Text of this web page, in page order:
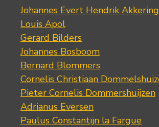
Johannes Evert Hendrik
Louis Apol
Gerard Bilders
Johannes Bosboom
Bernard Blommers
Cornelis Christiaan
Pieter Cornelis Dommershuijzen
Adrianus Eversen
Paulus Constantijn la Fargue